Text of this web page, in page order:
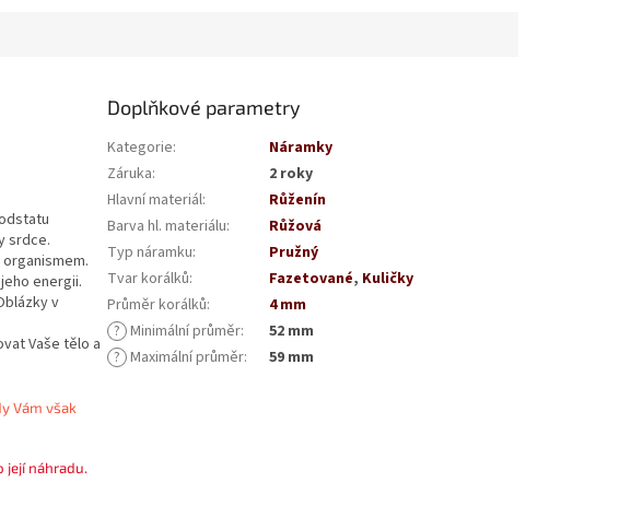
srdce.
energii.
v
Vaše tělo a
Vám však
její náhradu.
Doplňkové parametry
Kategorie:
Náramky
Záruka:
2 roky
Hlavní materiál:
Růženín
Barva hl. materiálu:
Růžová
Typ náramku:
Pružný
Tvar korálků: Fazetované, Kuličky
Průměr korálků:
4 mm
? Minimální průměr:
52 mm
? Maximální průměr: 59 mm